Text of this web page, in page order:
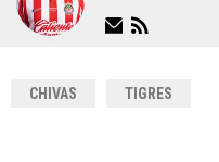
CHIVAS TIGRES